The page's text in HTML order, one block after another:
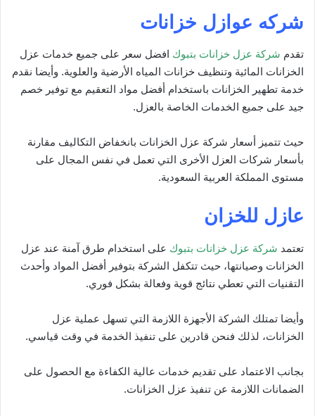
شركه عوازل خزانات
تقدم شركة عزل خزانات بتبوك افضل سعر على جميع خدمات عزل
الخزانات المائية وتنظيف خزانات المياه الأرضية والعلوية. وأيضا نقدم
خدمة تطهير الخزانات باستخدام أفضل مواد التعقيم مع توفير خصم
جيد على جميع الخدمات الخاصة بالعزل.
حيث تتميز أسعار شركة عزل الخزانات بانخفاض التكاليف مقارنة
بأسعار شركات العزل الأخرى التي تعمل في نفس المجال على
مستوى المملكة العربية السعودية.
عازل للخزان
تعتمد شركة عزل خزانات بتبوك على استخدام طرق آمنة عند عزل
الخزانات وصيانتها، حيث تتكفل الشركة بتوفير أفضل المواد وأحدث
التقنيات التي تعطي نتائج قوية وفعالة بشكل فوري.
وأيضا تمتلك الشركة الأجهزة اللازمة التي تسهل عملية عزل
الخزانات، لذلك فنحن قادرين على تنفيذ الخدمة في وقت قياسي.
بجانب الاعتماد على تقديم خدمات عالية الكفاءة مع الحصول على
الضمانات اللازمة عن تنفيذ عزل الخزانات.